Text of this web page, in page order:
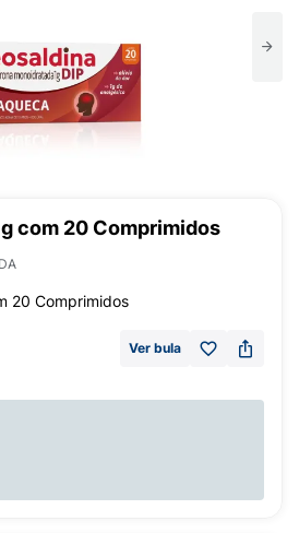
com 20 Comprimidos
20 Comprimidos
Ver bula